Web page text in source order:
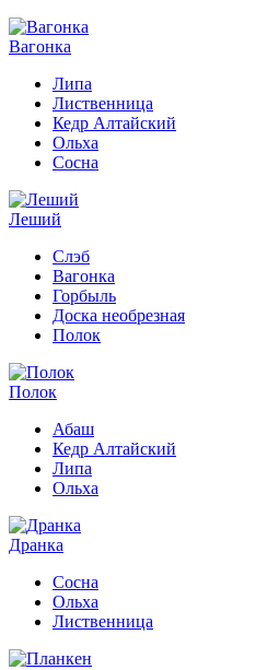
Вагонка
Липа
Лиственница
Кедр Алтайский
Ольха
Сосна
Леший
Слэб
Вагонка
Горбыль
Доска необрезная
Полок
Полок
Абаш
Кедр Алтайский
Липа
Ольха
Дранка
Сосна
Ольха
Лиственница